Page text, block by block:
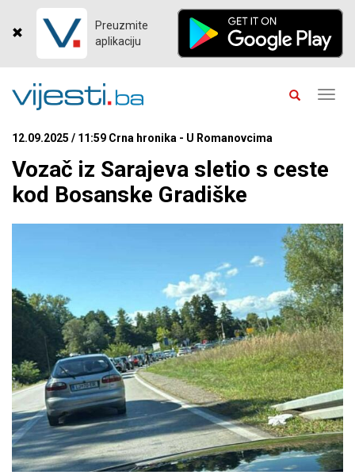
Preuzmite
aplikaciju
12.09.2025 / 11:59 Crna hronika - U Romanovcima
Vozač iz Sarajeva sletio s ceste
kod Bosanske Gradiške